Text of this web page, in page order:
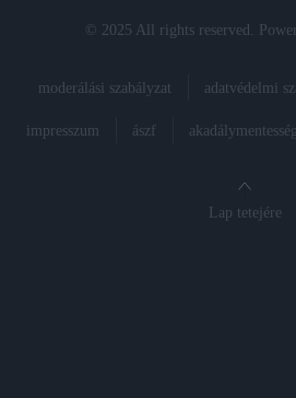
© 2025 All rights reserved.
moderálási szabályzat adatvédelmi
impresszum ászf
Lap tetejére